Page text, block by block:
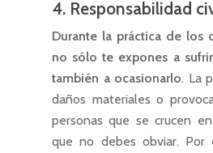
4. Responsabilidad
Durante la práctica de los
no sólo te expones a
también a ocasionarlo. La
daños materiales o
personas que se crucen
que no debes obviar. Por